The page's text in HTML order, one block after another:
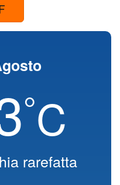
°C
rarefatta